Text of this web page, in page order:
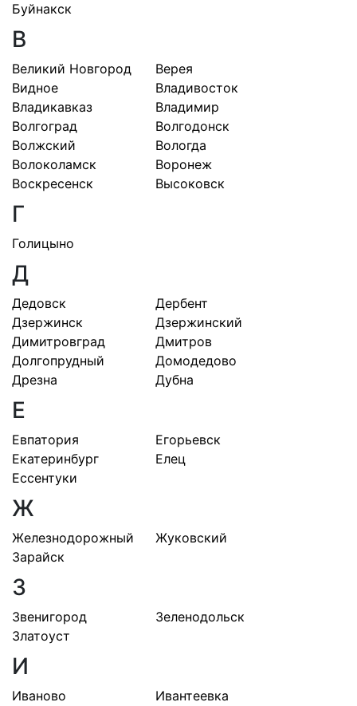
Буйнакск
В
Великий Новгород
Верея
Видное
Владивосток
Владикавказ
Владимир
Волгоград
Волгодонск
Волжский
Вологда
Волоколамск
Воронеж
Воскресенск
Высоковск
Г
Голицыно
Д
Дедовск
Дербент
Дзержинск
Дзержинский
Димитровград
Дмитров
Долгопрудный
Домодедово
Дрезна
Дубна
Е
Евпатория
Егорьевск
Екатеринбург
Елец
Ессентуки
Ж
Железнодорожный
Жуковский
Зарайск
З
Звенигород
Зеленодольск
Златоуст
И
Иваново
Ивантеевка